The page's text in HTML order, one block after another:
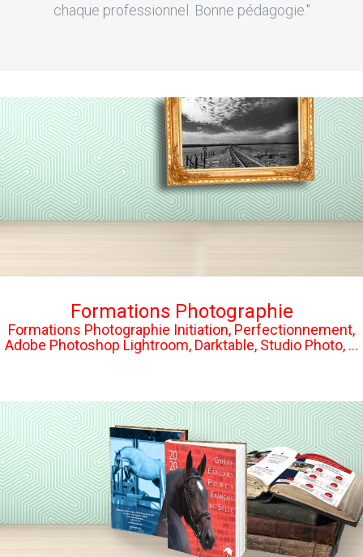
chaque professionnel. Bonne pédagogie."
Formations Photographie
Formations Photographie Initiation, Perfectionnement,
Adobe Photoshop Lightroom, Darktable, Studio Photo, ...